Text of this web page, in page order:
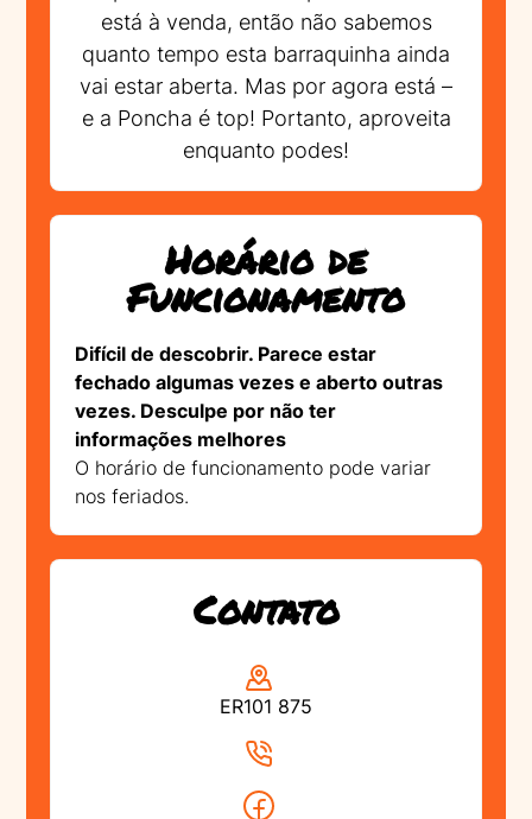
está à venda, então não sabemos
quanto tempo esta barraquinha ainda
vai estar aberta. Mas por agora está –
e a Poncha é top! Portanto, aproveita
enquanto podes!
Horário de
Funcionamento
Difícil de descobrir. Parece estar
fechado algumas vezes e aberto outras
vezes. Desculpe por não ter
informações melhores
O horário de funcionamento pode variar
nos feriados.
Contato
ER101 875